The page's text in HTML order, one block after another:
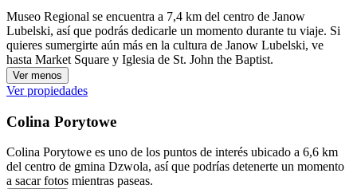
Museo Regional se encuentra a 7,4 km del centro de Janow
Lubelski, así que podrás dedicarle un momento durante tu viaje. Si
quieres sumergirte aún más en la cultura de Janow Lubelski, ve
hasta Market Square y Iglesia de St. John the Baptist.
Ver menos
Ver propiedades
Colina Porytowe
Colina Porytowe es uno de los puntos de interés ubicado a 6,6 km
del centro de gmina Dzwola, así que podrías detenerte un momento
a sacar fotos mientras paseas.